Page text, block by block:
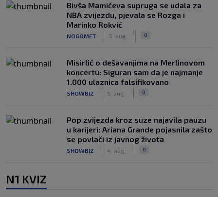
Bivša Mamićeva supruga se udala za
NBA zvijezdu, pjevala se Rozga i
Marinko Rokvić
NOGOMET 5. aug. 0
Misirlić o dešavanjima na Merlinovom
koncertu: Siguran sam da je najmanje
1.000 ulaznica falsifikovano
SHOWBIZ 5. aug. 0
Pop zvijezda kroz suze najavila pauzu
u karijeri: Ariana Grande pojasnila zašto
se povlači iz javnog života
SHOWBIZ 4. aug. 0
N1 KVIZ